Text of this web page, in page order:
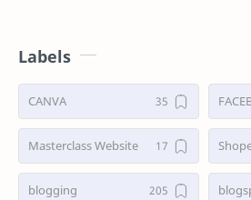
Labels
CANVA
Masterclass Website
blogging